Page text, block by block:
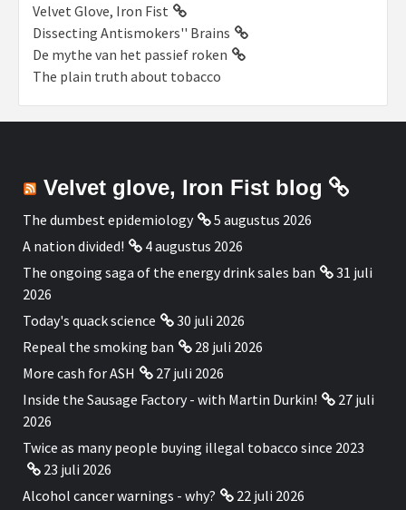
Velvet Glove, Iron Fist
Dissecting Antismokers'' Brains
De mythe van het passief roken
The plain truth about tobacco
Velvet glove, Iron Fist blog
The dumbest epidemiology
5 augustus 2026
A nation divided!
4 augustus 2026
The ongoing saga of the energy drink sales ban
31 juli
2026
Today's quack science
30 juli 2026
Repeal the smoking ban
28 juli 2026
More cash for ASH
27 juli 2026
Inside the Sausage Factory - with Martin Durkin!
27 juli
2026
Twice as many people buying illegal tobacco since 2023
23 juli 2026
Alcohol cancer warnings - why?
22 juli 2026